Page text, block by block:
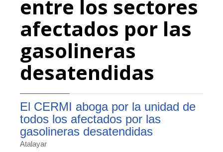
entre los sectores
afectados por las
gasolineras
desatendidas
El CERMI aboga por la unidad de
todos los afectados por las
gasolineras desatendidas
Atalayar